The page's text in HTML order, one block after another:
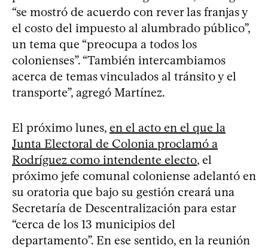
“se mostró de acuerdo con rever las franjas y
el costo del impuesto al alumbrado público”,
un tema que “preocupa a todos los
colonienses”. “También intercambiamos
acerca de temas vinculados al tránsito y el
transporte”, agregó Martínez.
El próximo lunes, en el acto en el que la
Junta Electoral de Colonia proclamó a
Rodríguez como intendente electo, el
próximo jefe comunal coloniense adelantó en
su oratoria que bajo su gestión creará una
Secretaría de Descentralización para estar
“cerca de los 13 municipios del
departamento”. En ese sentido, en la reunión